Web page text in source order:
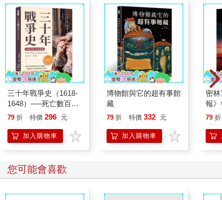
三十年戰爭史（1618-
1648）──死亡數百萬
人，歐洲最血腥的宗教
79 折 特價 296 元
加入購物車
博物館與它的超有事館
藏
79 折 特價 332 元
加入購物車
密
報
洲
精
79 折
您可能會喜歡